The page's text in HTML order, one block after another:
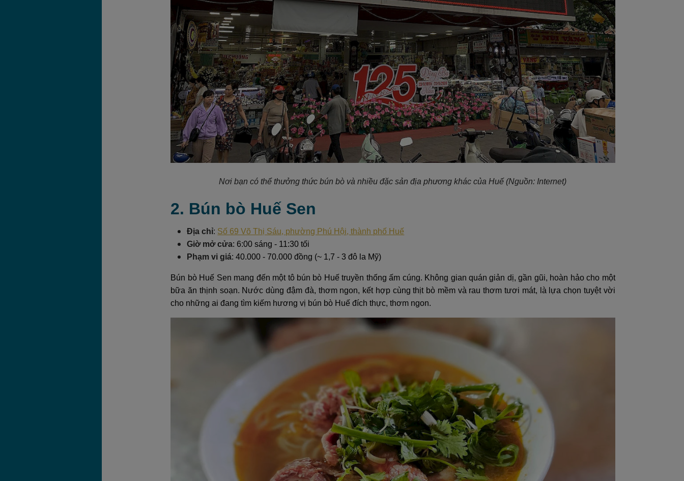
Nơi bạn có thể thưởng thức bún bò và nhiều đặc sản địa phương khác của Huế (Nguồn: Internet)
2. Bún bò Huế Sen
Địa chỉ: Số 69 Võ Thị Sáu, phường Phú Hội, thành phố Huế
Giờ mở cửa: 6:00 sáng - 11:30 tối
Phạm vi giá: 40.000 - 70.000 đồng (~ 1,7 - 3 đô la Mỹ)
Bún bò Huế Sen mang đến một tô bún bò Huế truyền thống ấm cúng. Không gian quán giản dị, gần gũi, hoàn hảo cho một
bữa ăn thịnh soạn. Nước dùng đậm đà, thơm ngon, kết hợp cùng thịt bò mềm và rau thơm tươi mát, là lựa chọn tuyệt vời
cho những ai đang tìm kiếm hương vị bún bò Huế đích thực, thơm ngon.